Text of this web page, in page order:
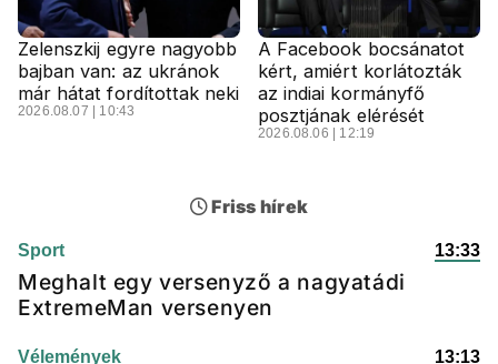
Zelenszkij egyre nagyobb
bajban van: az ukránok
már hátat fordítottak neki
2026.08.07 | 10:43
A Facebook bocsánatot
kért, amiért korlátozták
az indiai kormányfő
posztjának elérését
2026.08.06 | 12:19
Friss hírek
Sport 13:33
Meghalt egy versenyző a nagyatádi
ExtremeMan versenyen
Vélemények 13:13